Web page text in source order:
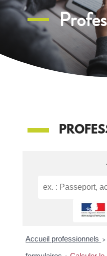
Accueil professionnels >